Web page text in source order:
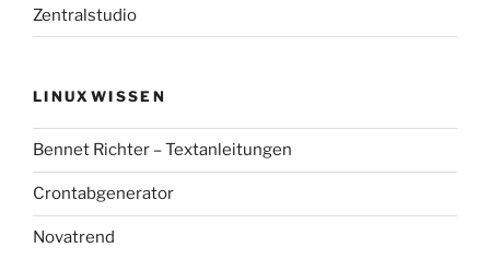
Zentralstudio
LINUXWISSEN
Bennet Richter – Textanleitungen
Crontabgenerator
Novatrend